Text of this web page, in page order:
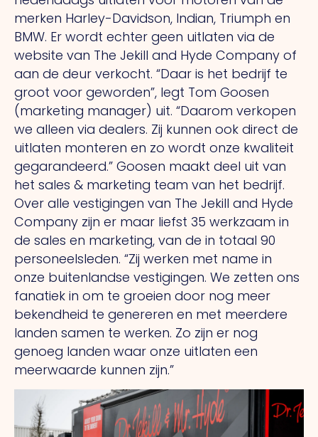
merken Harley-Davidson, Indian, Triumph en
BMW. Er wordt echter geen uitlaten via de
website van The Jekill and Hyde Company of
aan de deur verkocht. “Daar is het bedrijf te
groot voor geworden”, legt Tom Goosen
(marketing manager) uit. “Daarom verkopen
we alleen via dealers. Zij kunnen ook direct de
uitlaten monteren en zo wordt onze kwaliteit
gegarandeerd.” Goosen maakt deel uit van
het sales & marketing team van het bedrijf.
Over alle vestigingen van The Jekill and Hyde
Company zijn er maar liefst 35 werkzaam in
de sales en marketing, van de in totaal 90
personeelsleden. “Zij werken met name in
onze buitenlandse vestigingen. We zetten ons
fanatiek in om te groeien door nog meer
bekendheid te genereren en met meerdere
landen samen te werken. Zo zijn er nog
genoeg landen waar onze uitlaten een
meerwaarde kunnen zijn.”